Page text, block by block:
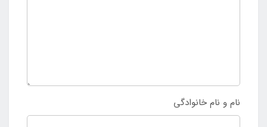
نام و نام خانوادگی